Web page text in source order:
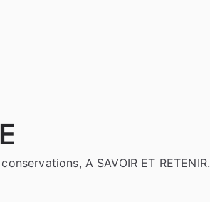
A SAVOIR ET RETENIR.